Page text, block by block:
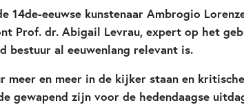
14de-eeuwse kunstenaar Ambrogio
Prof. dr. Abigail Levrau, expert op het
bestuur al eeuwenlang relevant is.
meer en meer in de kijker staan en
gewapend zijn voor de hedendaagse